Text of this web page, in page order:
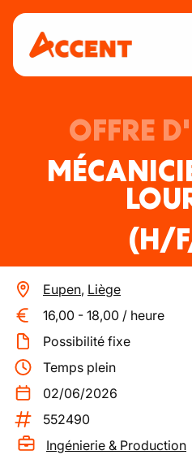
OFFRE
(H/
Eupen, Liège
16,00 - 18,00 / heure
Possibilité fixe
Temps plein
02/06/2026
552490
Ingénierie & Production